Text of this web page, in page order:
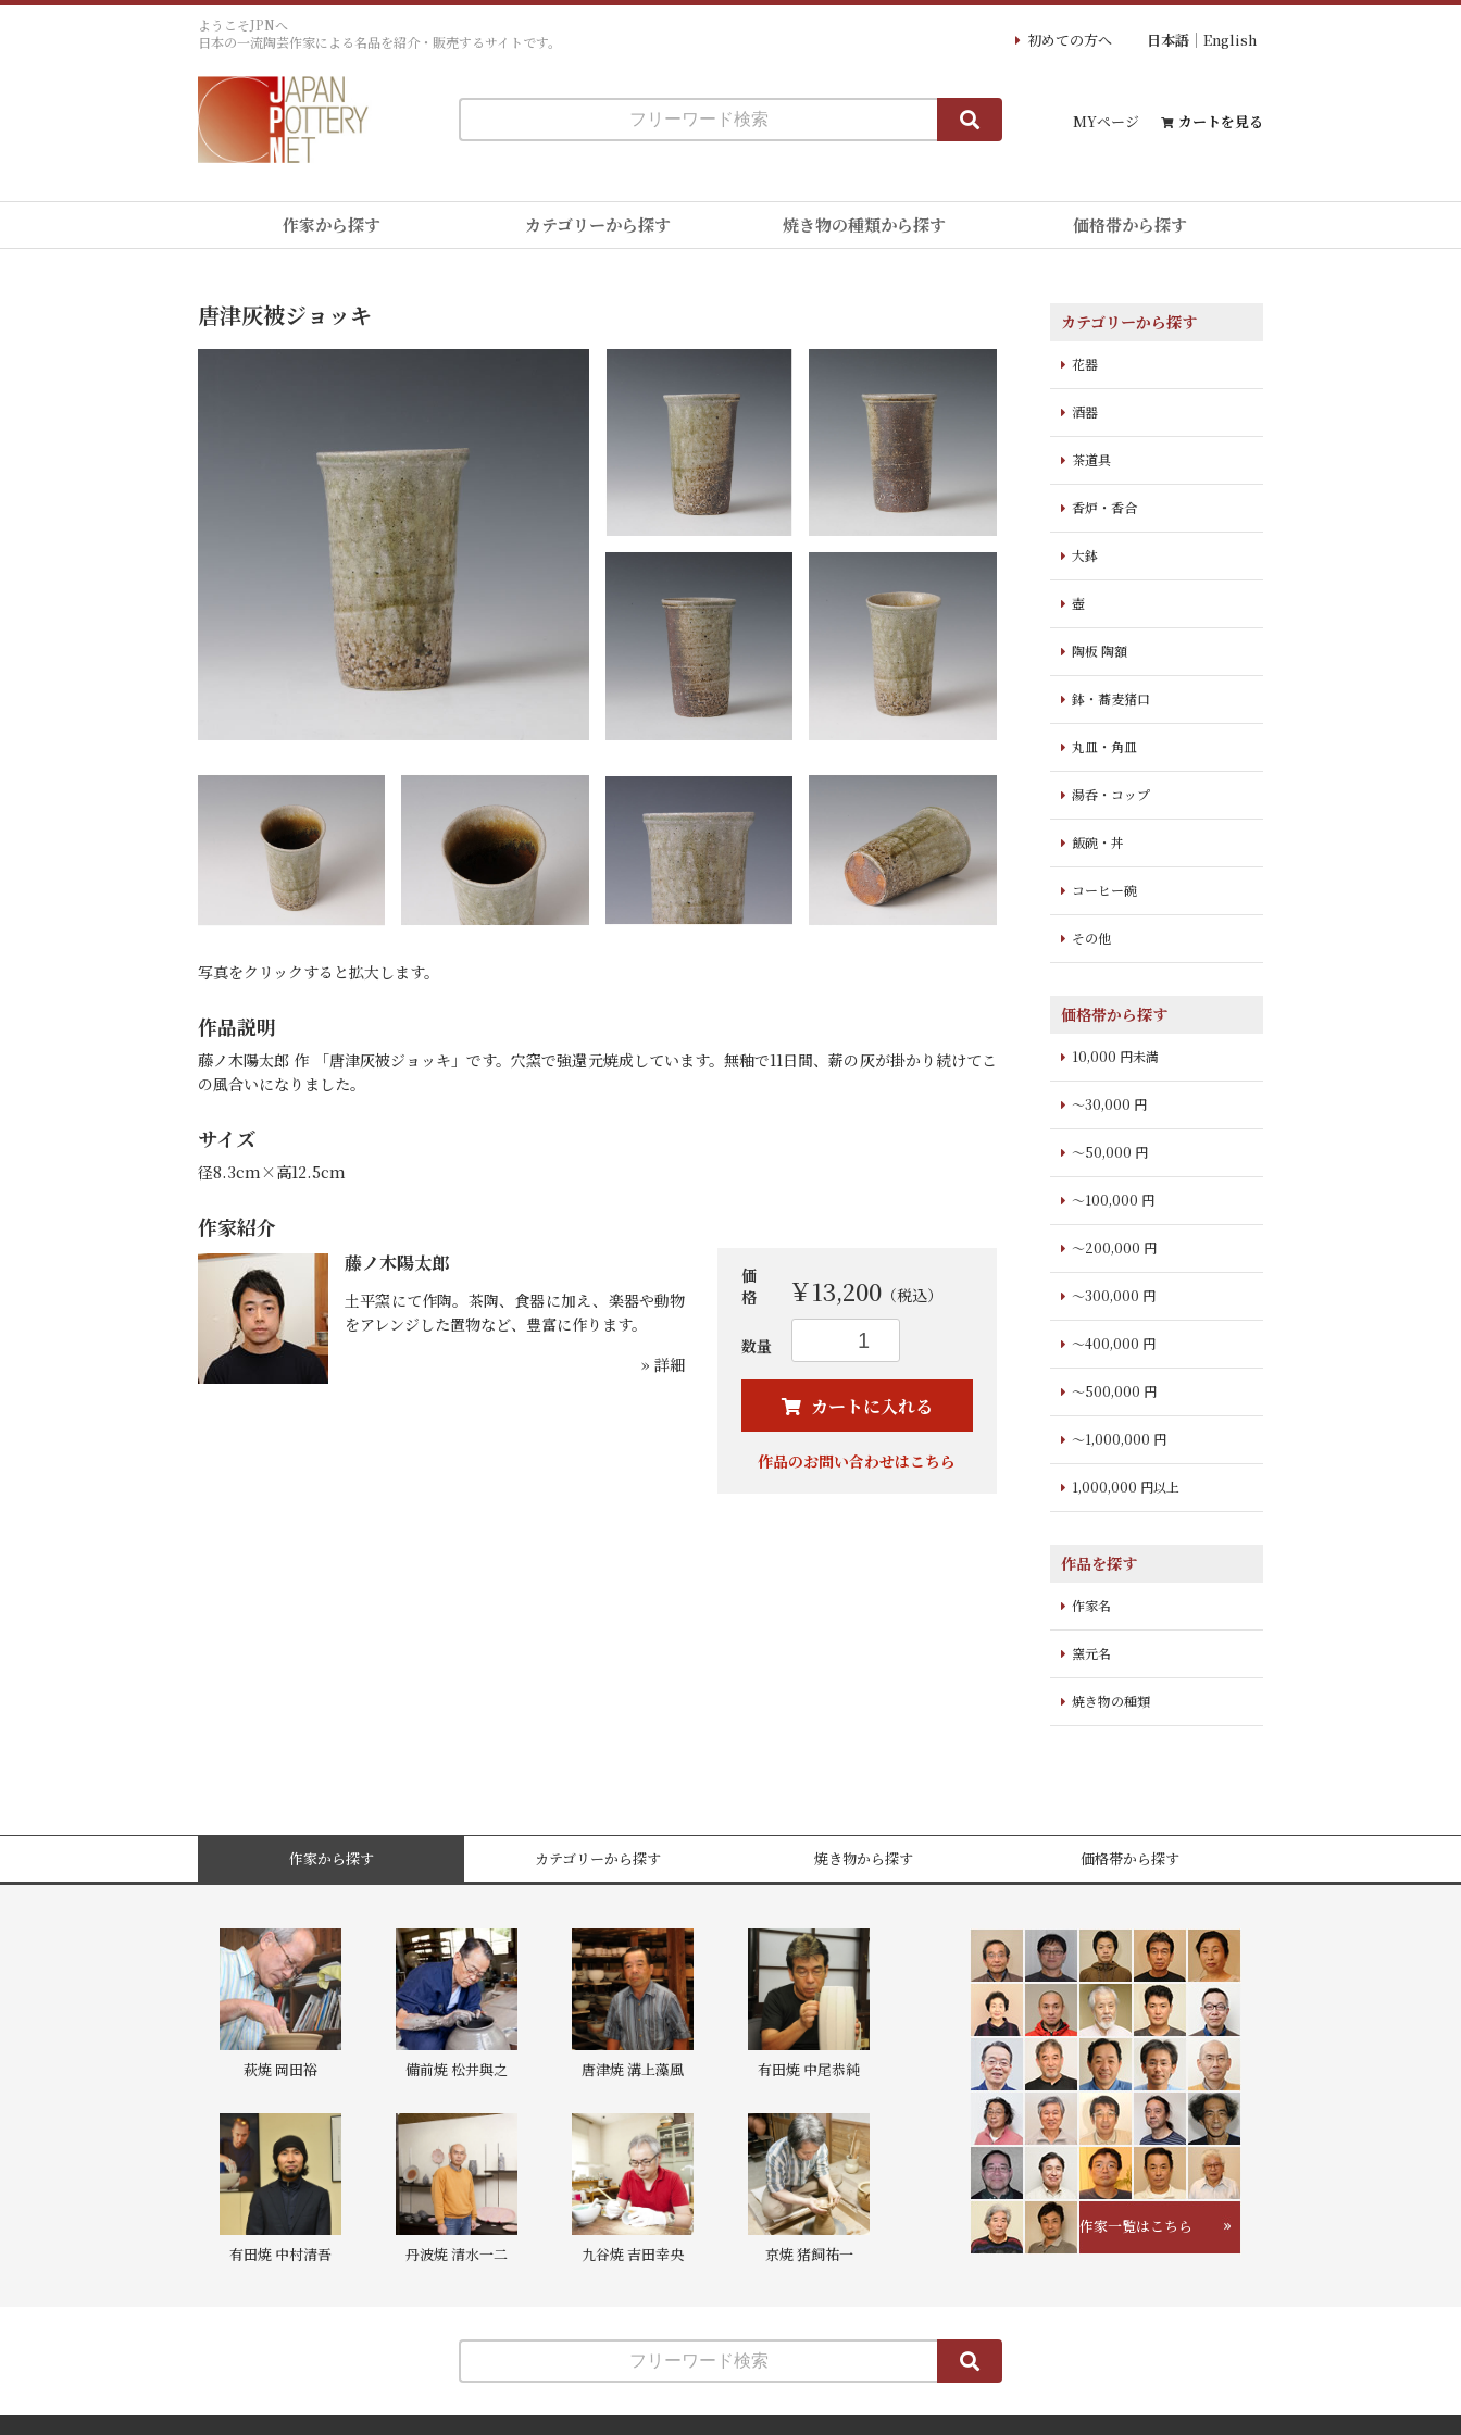
ようこそJPNへ
日本の一流陶芸作家による名品を紹介・販売するサイトです。
初めての方へ 日本語 English
MYページ カートを見る
作家から探す カテゴリーから探す 焼き物の種類から探す 価格帯から探す
唐津灰被ジョッキ
写真をクリックすると拡大します。
作品説明
藤ノ木陽太郎 作 「唐津灰被ジョッキ」です。穴窯で強還元焼成しています。無釉で11日間、薪の灰が掛かり続けてこ
の風合いになりました。
サイズ
径8.3cm×高12.5cm
作家紹介
藤ノ木陽太郎
土平窯にて作陶。茶陶、食器に加え、楽器や動物
をアレンジした置物など、豊富に作ります。
» 詳細
価
格
￥13,200（税込）
数量
カートに入れる
カートへ進む
作品のお問い合わせはこちら
カテゴリーから探す
花器
酒器
茶道具
香炉・香合
大鉢
壺
陶板 陶額
鉢・蕎麦猪口
丸皿・角皿
湯呑・コップ
飯碗・丼
コーヒー碗
その他
価格帯から探す
10,000 円未満
～30,000 円
～50,000 円
～100,000 円
～200,000 円
～300,000 円
～400,000 円
～500,000 円
～1,000,000 円
1,000,000 円以上
作品を探す
作家名
窯元名
焼き物の種類
作家から探す カテゴリーから探す 焼き物から探す 価格帯から探す
萩焼 岡田裕 備前焼 松井與之 唐津焼 溝上藻風 有田焼 中尾恭純
有田焼 中村清吾 丹波焼 清水一二 九谷焼 吉田幸央 京焼 猪飼祐一
作家一覧はこちら